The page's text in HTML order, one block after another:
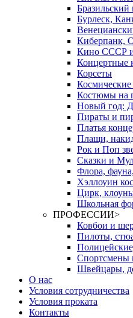
Бразильский
Бурлеск,
Киберпанк,
Кино СССР и
Концертные
Корсеты
Костюмы на
Новый год:
Пираты и
Платья
Плащи,
Рок и Поп
Сказки и
Флора,
Хэллоуин
Цирк,
Школьная
ПРОФЕССИИ>
Ковбои и
Пилоты,
Спортсмены
Швейцары,
О нас
Условия сотрудничества
Условия проката
Контакты